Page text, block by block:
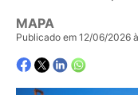
MAPA
Publicado em 12/06/2026